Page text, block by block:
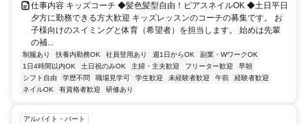
仕事内容 キッズコーチ ◆髪色髪型自由！ピアスネイルOK ◆土日平日
夕方に勤務できる方大歓迎 キッズレッスンのコーチの募集です。 お
子様向けのスイミングと体育（希望者）を担当します。 始めは先輩
の補...
制服あり 扶養内勤務OK 社員登用あり 週1日からOK
副業・WワークOK
1日4時間以内OK
土日祝のみOK 主婦・主夫歓迎 フリーター歓迎
早朝
シフト自由
学歴不問 職場見学可 学生歓迎 未経験者歓迎 午前
経験者歓迎
ネイルOK
有資格者歓迎 研修あり
アルバイト・パート